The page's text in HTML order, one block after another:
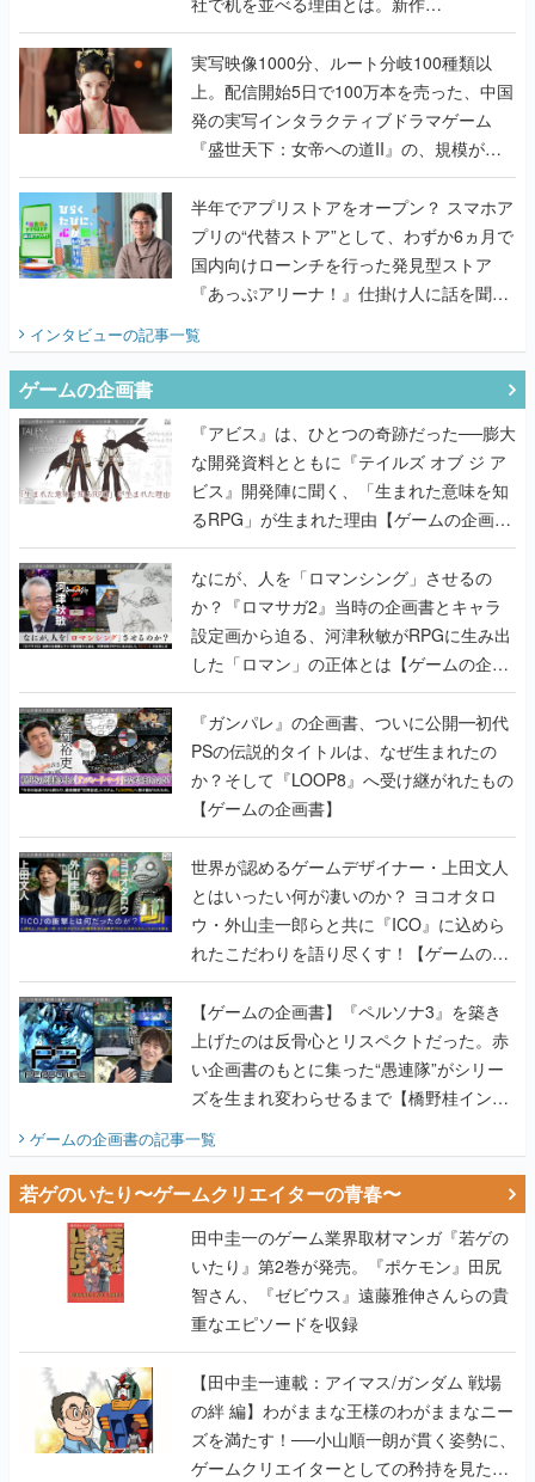
『TATSUJIN EXTREME』で初タッグを組
んだレジェンド2人に訊く開発秘話
実写映像1000分、ルート分岐100種類以
上。配信開始5日で100万本を売った、中国
発の実写インタラクティブドラマゲーム
『盛世天下：女帝への道II』の、規模が違
うこだわりをプロデューサーに聞いた
半年でアプリストアをオープン？ スマホア
プリの“代替ストア”として、わずか6ヵ月で
国内向けローンチを行った発見型ストア
『あっぷアリーナ！』仕掛け人に話を聞い
インタビューの記事一覧
ゲームの企画書
『アビス』は、ひとつの奇跡だった──膨大
な開発資料とともに『テイルズ オブ ジ ア
ビス』開発陣に聞く、「生まれた意味を知
るRPG」が生まれた理由【ゲームの企画
書】
なにが、人を「ロマンシング」させるの
か？『ロマサガ2』当時の企画書とキャラ
設定画から迫る、河津秋敏がRPGに生み出
した「ロマン」の正体とは【ゲームの企画
書】
『ガンパレ』の企画書、ついに公開━初代
PSの伝説的タイトルは、なぜ生まれたの
か？そして『LOOP8』へ受け継がれたもの
【ゲームの企画書】
世界が認めるゲームデザイナー・上田文人
とはいったい何が凄いのか？ ヨコオタロ
ウ・外山圭一郎らと共に『ICO』に込めら
れたこだわりを語り尽くす！【ゲームの企
画書】
【ゲームの企画書】『ペルソナ3』を築き
上げたのは反骨心とリスペクトだった。赤
い企画書のもとに集った“愚連隊”がシリー
ズを生まれ変わらせるまで【橋野桂インタ
ゲームの企画書の記事一覧
若ゲのいたり〜ゲームクリエイターの青春〜
田中圭一のゲーム業界取材マンガ『若ゲの
いたり』第2巻が発売。『ポケモン』田尻
智さん、『ゼビウス』遠藤雅伸さんらの貴
重なエピソードを収録
【田中圭一連載：アイマス/ガンダム 戦場
の絆 編】わがままな王様のわがままなニー
ズを満たす！──小山順一朗が貫く姿勢に、
ゲームクリエイターとしての矜持を見た